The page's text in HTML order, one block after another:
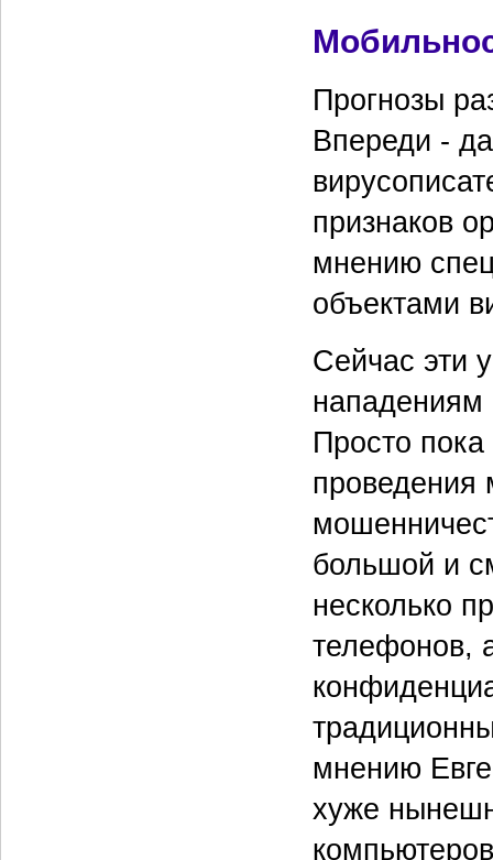
Прогнозы
Впереди -
признаков
мнению
объектами
Сейчас эти
нападениям
Просто
проведения
большой и
несколько
телефонов,
мнению
хуже